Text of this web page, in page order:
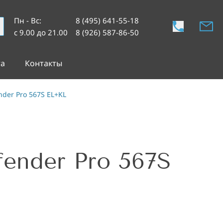
Пн - Вс:
с 9.00 до 21.00
8 (495) 641-55-18
8 (926) 587-86-50
Контакты
Pro 567S EL+KL
Pro 567S